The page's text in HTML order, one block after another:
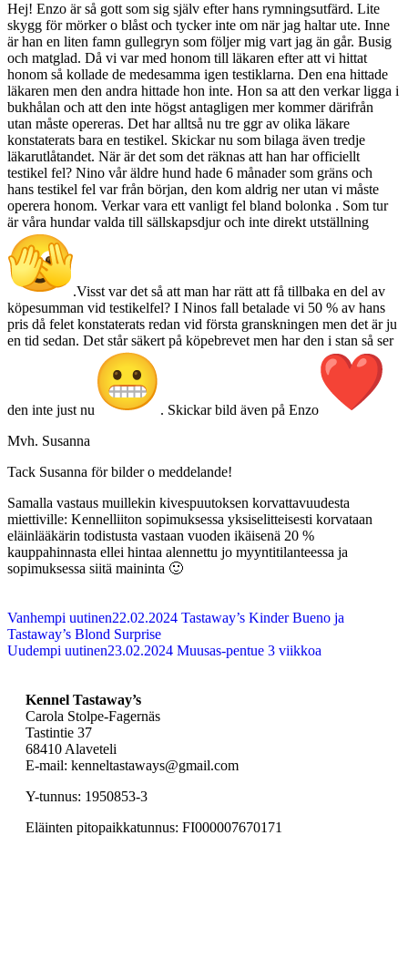
Hej! Enzo är så gott som sig själv efter hans rymningsutfärd. Lite
skygg för mörker o blåst och tycker inte om när jag haltar ute. Inne
är han en liten famn gullegryn som följer mig vart jag än går. Busig
och matglad. Då vi var med honom till läkaren efter att vi hittat
honom så kollade de medesamma igen testiklarna. Den ena hittade
läkaren men den andra hittade hon inte. Hon sa att den verkar ligga i
bukhålan och att den inte högst antagligen mer kommer därifrån
utan måste opereras. Det har alltså nu tre ggr av olika läkare
konstaterats bara en testikel. Skickar nu som bilaga även tredje
läkarutlåtandet. När är det som det räknas att han har officiellt
testikel fel? Nino vår äldre hund hade 6 månader som gräns och
hans testikel fel var från början, den kom aldrig ner utan vi måste
operera honom. Verkar vara ett vanligt fel bland bolonka . Som tur
är våra hundar valda till sällskapsdjur och inte direkt utställning
.Visst var det så att man har rätt att få tillbaka en del av
köpesumman vid testikelfel? I Ninos fall betalade vi 50 % av hans
pris då felet konstaterats redan vid första granskningen men det är ju
en tid sedan. Det står säkert på köpebrevet men har den i stan så ser
den inte just nu
. Skickar bild även på Enzo
Mvh. Susanna
Tack Susanna för bilder o meddelande!
Samalla vastaus muillekin kivespuutoksen korvattavuudesta
miettiville: Kennelliiton sopimuksessa yksiselitteisesti korvataan
eläinlääkärin todistusta vastaan vuoden ikäisenä 20 %
kauppahinnasta ellei hintaa alennettu jo myyntitilanteessa ja
sopimuksessa siitä maininta 🙂
Vanhempi uutinen22.02.2024 Tastaway’s Kinder Bueno ja
Tastaway’s Blond Surprise
Uudempi uutinen23.02.2024 Muusas-pentue 3 viikkoa
Kennel Tastaway’s
Carola Stolpe-Fagernäs
Tastintie 37
68410 Alaveteli
E-mail: kenneltastaways@gmail.com
Y-tunnus: 1950853-3
Eläinten pitopaikkatunnus: FI000007670171